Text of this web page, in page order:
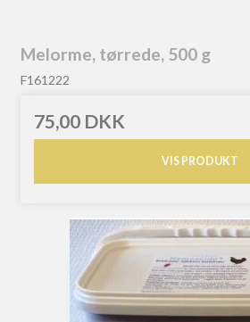
Melorme, tørrede, 500 g
F161222
75,00 DKK
VIS PRODUKT